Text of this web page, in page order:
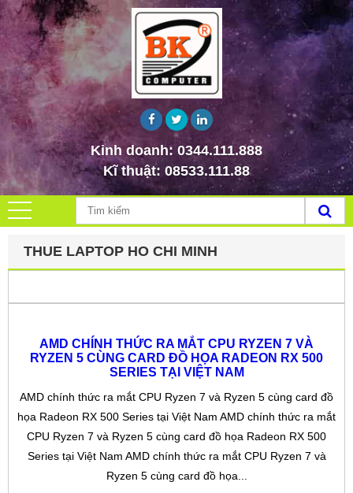
Kinh doanh: 0344.111.888
Kĩ thuật: 08533.111.88
THUE LAPTOP HO CHI MINH
AMD CHÍNH THỨC RA MẮT CPU RYZEN 7 VÀ
RYZEN 5 CÙNG CARD ĐỒ HỌA RADEON RX 500
SERIES TẠI VIỆT NAM
AMD chính thức ra mắt CPU Ryzen 7 và Ryzen 5 cùng card đồ
họa Radeon RX 500 Series tại Việt Nam AMD chính thức ra mắt
CPU Ryzen 7 và Ryzen 5 cùng card đồ họa Radeon RX 500
Series tại Việt Nam AMD chính thức ra mắt CPU Ryzen 7 và
Ryzen 5 cùng card đồ họa...